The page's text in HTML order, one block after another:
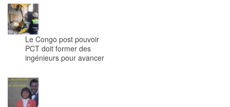
Le Congo post pouvoir
PCT doit former des
ingénieurs pour avancer